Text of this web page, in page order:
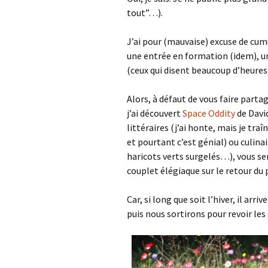
tout”…).
J’ai pour (mauvaise) excuse de
une entrée en formation (idem),
(ceux qui disent beaucoup
Alors, à défaut de vous faire
j’ai découvertSpace Oddityde
littéraires (j’ai honte, mais je
et pourtant c’est génial) ou
haricots verts surgelés…), vous
couplet élégiaque sur le retour
Car, si long que soit l’hiver, il
puis nous sortirons pour revoir